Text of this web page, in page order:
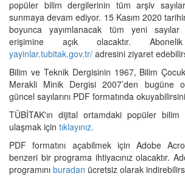
popüler bilim dergilerinin tüm arşiv
sunmaya devam ediyor. 15 Kasım 2020
boyunca yayımlanacak tüm yeni
erişimine açık olacaktır.
yayinlar.tubitak.gov.tr/ adresini ziyaret
Bilim ve Teknik Dergisinin 1967, Bilim
Merakli Minik Dergisi 2007’den bugüne
güncel sayılarını PDF formatında
TÜBİTAK'ın dijital ortamdaki popüler bilim
ulaşmak için tıklayınız.
PDF formatını açabilmek için Adobe
benzeri bir programa ihtiyacınız olacaktır.
programını buradan ücretsiz olarak